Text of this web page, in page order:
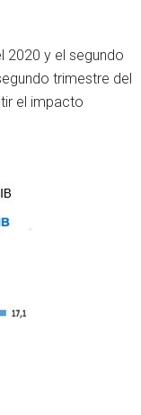
2020 y el segundo
trimestre del
el impacto